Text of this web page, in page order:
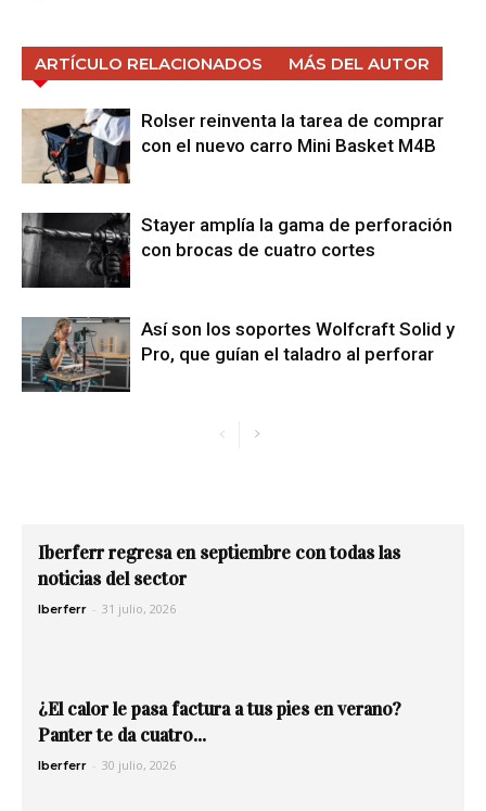
ARTÍCULO RELACIONADOS MÁS DEL AUTOR
Rolser reinventa la tarea de comprar
con el nuevo carro Mini Basket M4B
Stayer amplía la gama de perforación
con brocas de cuatro cortes
Así son los soportes Wolfcraft Solid y
Pro, que guían el taladro al perforar
Iberferr regresa en septiembre con todas las
noticias del sector
Iberferr - 31 julio, 2026
¿El calor le pasa factura a tus pies en verano?
Panter te da cuatro...
Iberferr - 30 julio, 2026